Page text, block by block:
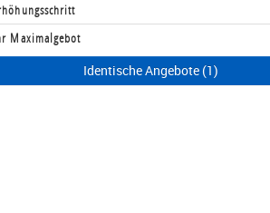
Maximalgebot
Identische Angebote (1)